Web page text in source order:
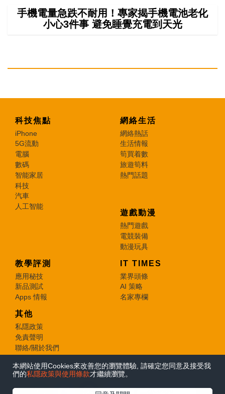
本網站使用Cookies來改善您的瀏覽體驗, 請確定您同意及接受我
們的私隱政策與使用條款才繼續瀏覽。
手機電量急跌不耐用！專家揭手機電池老化
小心3件事 避免睡覺充電到天光
科技焦點
iPhone
5G流動
電腦
數碼
智能家居
科技
汽車
人工智能
網絡生活
網絡熱話
生活情報
筍買着數
旅遊筍料
熱門話題
遊戲動漫
熱門遊戲
電競裝備
動漫玩具
教學評測
應用秘技
新品測試
Apps 情報
IT TIMES
業界頭條
AI 策略
名家專欄
其他
私隱政策
免責聲明
聯絡/關於我們
© 2026 e-zone. All Rights Reserved.